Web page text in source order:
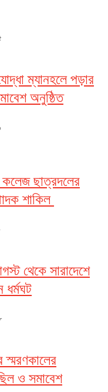
ম্যানহলে পড়ার
অনুষ্ঠিত
কলেজ ছাত্রদলের
শাকিল
থেকে সারাদেশে
ধর্মঘট
স্মরণকালের
ও সমাবেশ